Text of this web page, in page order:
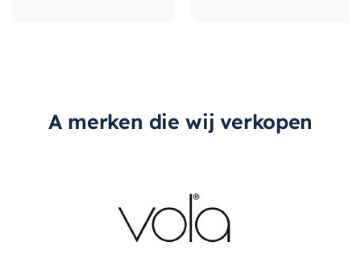
A merken die wij verkopen